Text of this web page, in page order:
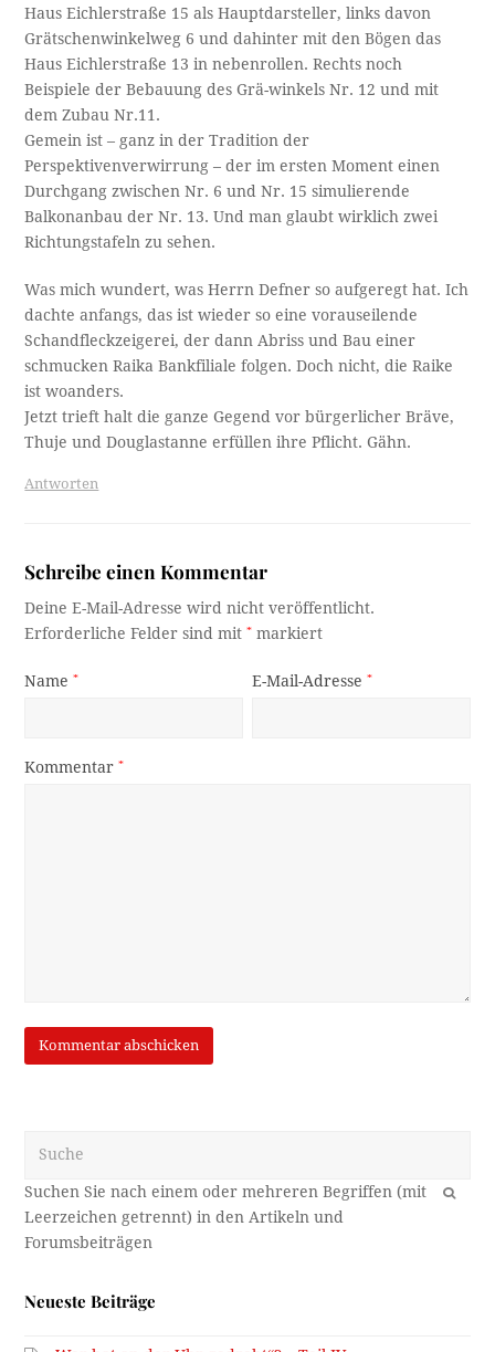
Haus Eichlerstraße 15 als Hauptdarsteller, links davon
Grätschenwinkelweg 6 und dahinter mit den Bögen das
Haus Eichlerstraße 13 in nebenrollen. Rechts noch
Beispiele der Bebauung des Grä-winkels Nr. 12 und mit
dem Zubau Nr.11.
Gemein ist – ganz in der Tradition der
Perspektivenverwirrung – der im ersten Moment einen
Durchgang zwischen Nr. 6 und Nr. 15 simulierende
Balkonanbau der Nr. 13. Und man glaubt wirklich zwei
Richtungstafeln zu sehen.
Was mich wundert, was Herrn Defner so aufgeregt hat. Ich
dachte anfangs, das ist wieder so eine vorauseilende
Schandfleckzeigerei, der dann Abriss und Bau einer
schmucken Raika Bankfiliale folgen. Doch nicht, die Raike
ist woanders.
Jetzt trieft halt die ganze Gegend vor bürgerlicher Bräve,
Thuje und Douglastanne erfüllen ihre Pflicht. Gähn.
Antworten
Schreibe einen Kommentar
Deine E-Mail-Adresse wird nicht veröffentlicht.
Erforderliche Felder sind mit* markiert
Name* E-Mail-Adresse*
Kommentar*
OK
Neueste Beiträge